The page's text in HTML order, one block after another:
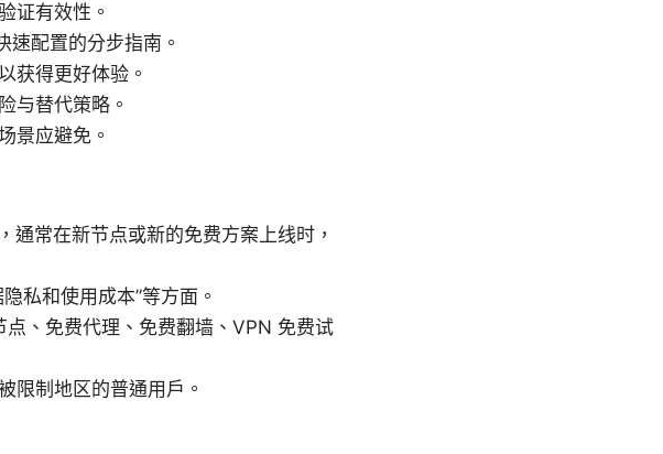
证有效性。
配置的分步指南。
获得更好体验。
与替代策略。
景应避免。
通常在新节点或新的免费方案上线时，
私和使用成本”等方面。
、免费代理、免费翻墙、VPN 免费试
限制地区的普通用户。